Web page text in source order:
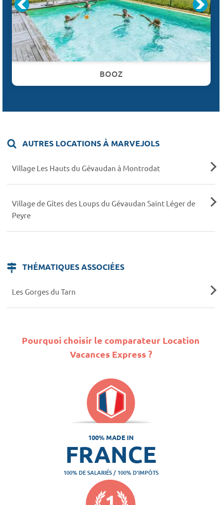
BOOZ
AUTRES LOCATIONS À MARVEJOLS
Village Les Hauts du Gévaudan à Montrodat
Village de Gîtes des Loups du Gévaudan Saint Léger de
Peyre
THÉMATIQUES ASSOCIÉES
Les Gorges du Tarn
Pourquoi choisir le comparateur Location
Vacances Express ?
100% MADE IN
FRANCE
100% DE SALARIÉS / 100% D'IMPÔTS